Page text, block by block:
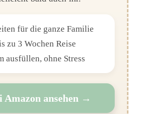
für die ganze Familie
zu 3 Wochen Reise
ausfüllen, ohne Stress
Amazon ansehen →